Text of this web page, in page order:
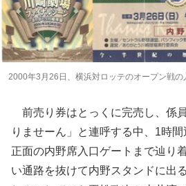
2000年3月26日、横浜対ロッテのオープン戦の
前売り券はとっくに完売し、係
りませーん」と連呼する中、1時
正面の内野席入口ゲートまで辿り
い通路を抜けて内野スタンドに出